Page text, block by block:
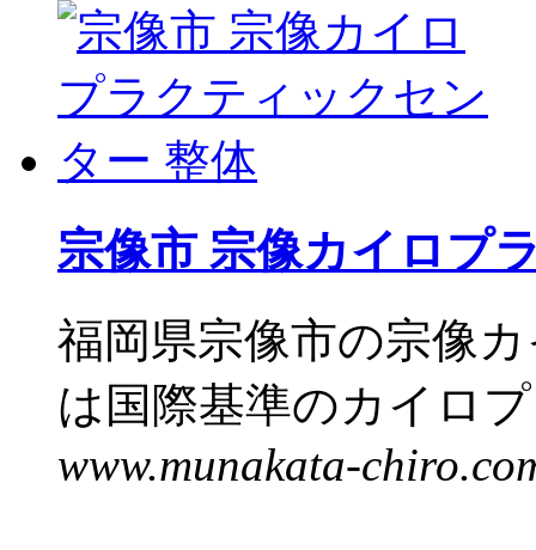
宗像市 宗像カイロプ
福岡県宗像市の宗像
は国際基準のカイロ
www.munakata-